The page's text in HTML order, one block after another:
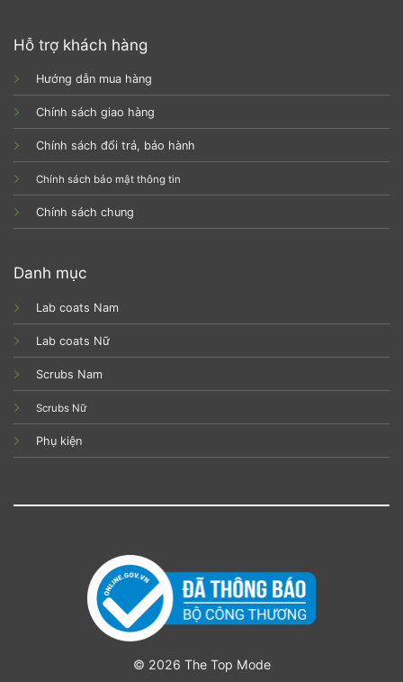
Hỗ trợ khách hàng
Hướng dẫn mua hàng
Chính sách giao hàng
Chính sách đổi trả, bảo hành
Chính sách bảo mật thông tin
Chính sách chung
Danh mục
Lab coats Nam
Lab coats Nữ
Scrubs Nam
Scrubs Nữ
Phụ kiện
© 2026 The Top Mode